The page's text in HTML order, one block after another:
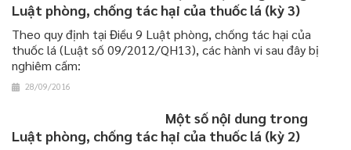
Luật phòng, chống tác hại của thuốc lá (kỳ 3)
Theo quy định tại Điều 9 Luật phòng, chống tác hại của
thuốc lá (Luật số 09/2012/QH13), các hành vi sau đây bị
nghiêm cấm:
28/09/2016
Một số nội dung trong
Luật phòng, chống tác hại của thuốc lá (kỳ 2)